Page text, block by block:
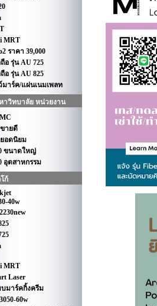
MRT
ราคา 39,000
อ รุ่น AU 725
อ รุ่น AU 825
มาร์ค/แผ่นเนมเพลท
าวิทบาลัย หน่วยงาน
ายดี
อดนิยม
ขนาดใหญ่
อุตสาหกรรม
ก้
40w
MRT
Laser
บมาร์คกิ้งครีม
60w